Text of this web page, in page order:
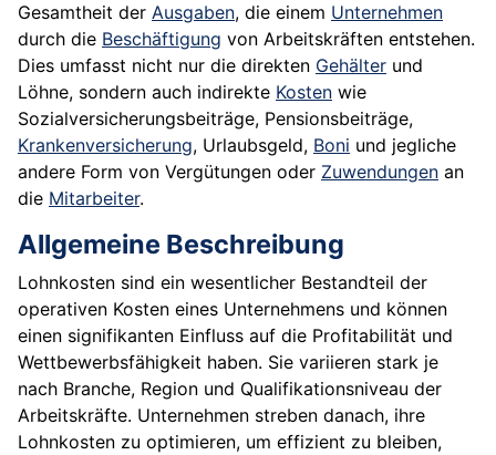
Gesamtheit der Ausgaben, die einem Unternehmen
durch die Beschäftigung von Arbeitskräften entstehen.
Dies umfasst nicht nur die direkten Gehälter und
Löhne, sondern auch indirekte Kosten wie
Sozialversicherungsbeiträge, Pensionsbeiträge,
Krankenversicherung, Urlaubsgeld, Boni und jegliche
andere Form von Vergütungen oder Zuwendungen an
die Mitarbeiter.
Allgemeine Beschreibung
Lohnkosten sind ein wesentlicher Bestandteil der
operativen Kosten eines Unternehmens und können
einen signifikanten Einfluss auf die Profitabilität und
Wettbewerbsfähigkeit haben. Sie variieren stark je
nach Branche, Region und Qualifikationsniveau der
Arbeitskräfte. Unternehmen streben danach, ihre
Lohnkosten zu optimieren, um effizient zu bleiben,